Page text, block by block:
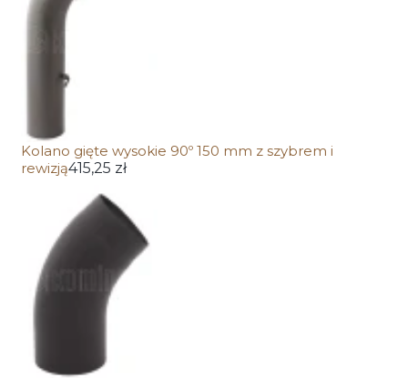
Kolano gięte wysokie 90º 150 mm z szybrem i
rewizją415,25 zł